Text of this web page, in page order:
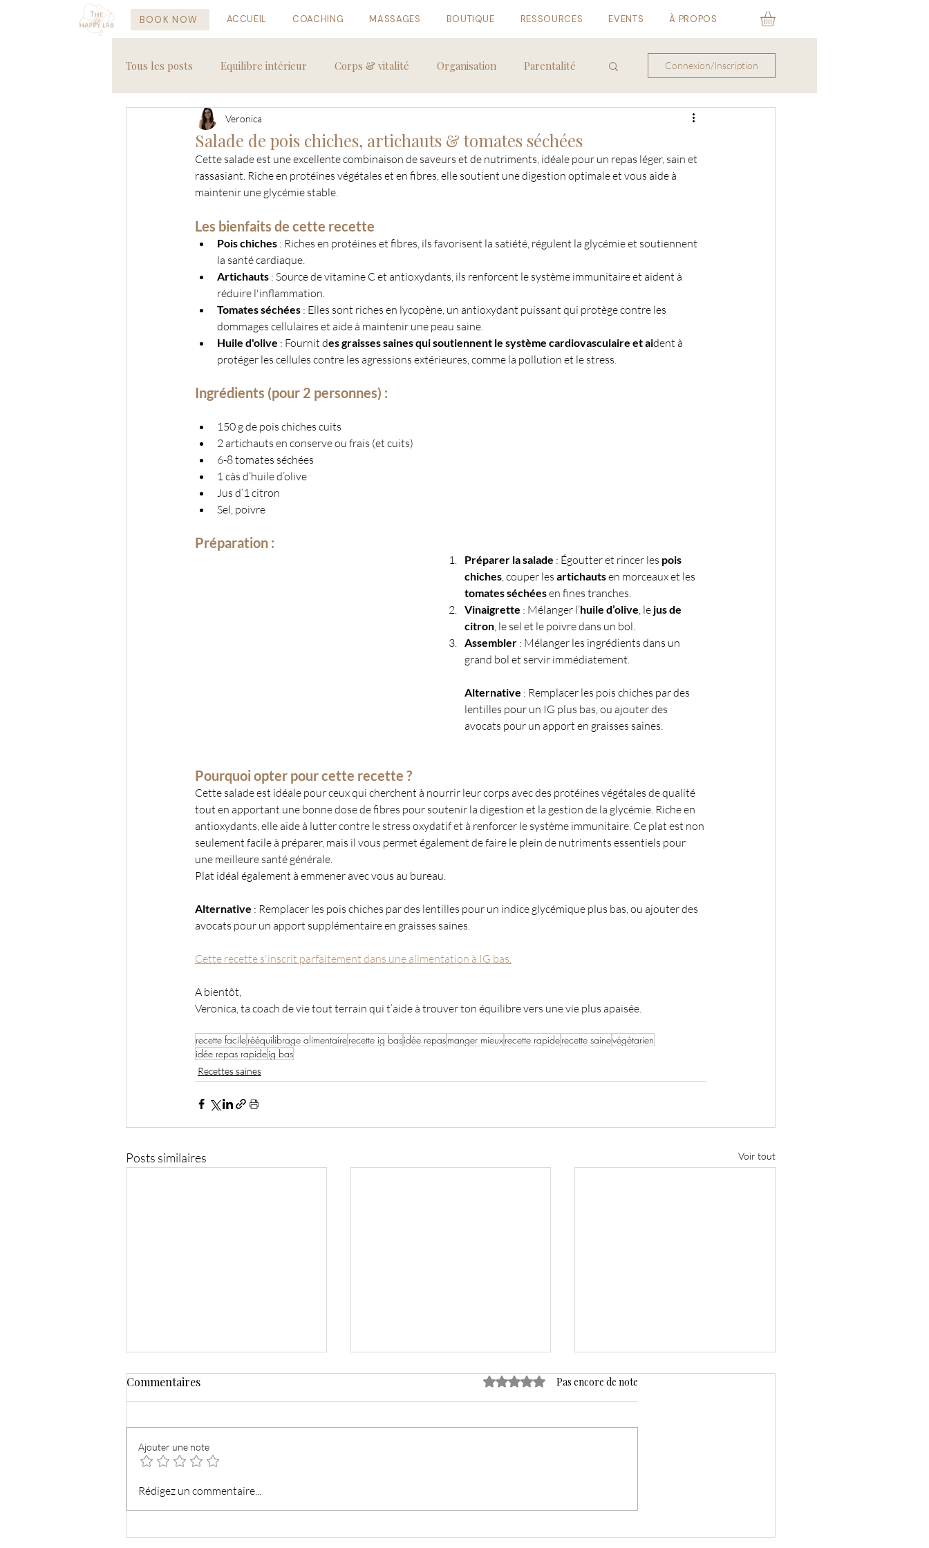
BOOK NOW ACCUEIL COACHING MASSAGES BOUTIQUE RESSOURCES EVENTS À PROPOS
Tous les posts Equilibre intérieur Corps & vitalité Organisation Parentalité
Recettes saines Voyages
Connexion/Inscription
Salade de pois chiches, artichauts & tomates séchées
Veronica
Cette salade est une excellente combinaison de saveurs et de nutriments, idéale pour un repas léger, sain et
rassasiant. Riche en protéines végétales et en fibres, elle soutient une digestion optimale et vous aide à
maintenir une glycémie stable.
Les bienfaits de cette recette
Pois chiches : Riches en protéines et fibres, ils favorisent la satiété, régulent la glycémie et soutiennent
la santé cardiaque.
Artichauts : Source de vitamine C et antioxydants, ils renforcent le système immunitaire et aident à
réduire l'inflammation.
Tomates séchées : Elles sont riches en lycopène, un antioxydant puissant qui protège contre les
dommages cellulaires et aide à maintenir une peau saine.
Huile d'olive : Fournit des graisses saines qui soutiennent le système cardiovasculaire et aident à
protéger les cellules contre les agressions extérieures, comme la pollution et le stress.
Ingrédients (pour 2 personnes) :
150 g de pois chiches cuits
2 artichauts en conserve ou frais (et cuits)
6-8 tomates séchées
1 càs d’huile d’olive
Jus d’1 citron
Sel, poivre
Préparation :
Préparer la salade : Égoutter et rincer les pois
chiches , couper les artichauts en morceaux et les
tomates séchées en fines tranches.
Vinaigrette : Mélanger l’huile d’olive , le jus de
citron , le sel et le poivre dans un bol.
Assembler : Mélanger les ingrédients dans un
grand bol et servir immédiatement.
Alternative : Remplacer les pois chiches par des
lentilles pour un IG plus bas, ou ajouter des
avocats pour un apport en graisses saines.
Pourquoi opter pour cette recette ?
Cette salade est idéale pour ceux qui cherchent à nourrir leur corps avec des protéines végétales de qualité
tout en apportant une bonne dose de fibres pour soutenir la digestion et la gestion de la glycémie. Riche en
antioxydants, elle aide à lutter contre le stress oxydatif et à renforcer le système immunitaire. Ce plat est non
seulement facile à préparer, mais il vous permet également de faire le plein de nutriments essentiels pour
une meilleure santé générale.
Plat idéal également à emmener avec vous au bureau.
Alternative : Remplacer les pois chiches par des lentilles pour un indice glycémique plus bas, ou ajouter des
avocats pour un apport supplémentaire en graisses saines.
Cette recette s'inscrit parfaitement dans une alimentation à IG bas.
A bientôt,
Veronica, ta coach de vie tout terrain qui t’aide à trouver ton équilibre vers une vie plus apaisée.
recette facilerééquilibrage alimentairerecette ig basidée repasmanger mieuxrecette rapiderecette sainevégétarien
idée repas rapideig bas
Recettes saines
Posts similaires Voir tout
Sauté de poulet aux poivrons
Commentaires Noté 0 étoile sur 5.Pas encore de note
Ajouter une note
Rédigez un commentaire...